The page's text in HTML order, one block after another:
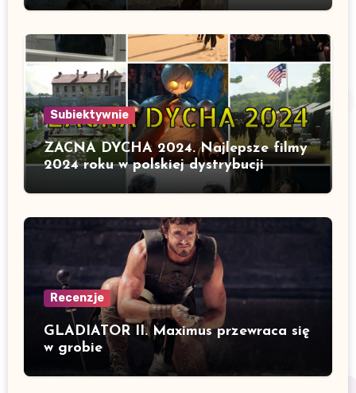
Subiektywnie
ZACNA DYCHA 2024. Najlepsze filmy
2024 roku w polskiej dystrybucji
Recenzje
GLADIATOR II. Maximus przewraca się
w grobie